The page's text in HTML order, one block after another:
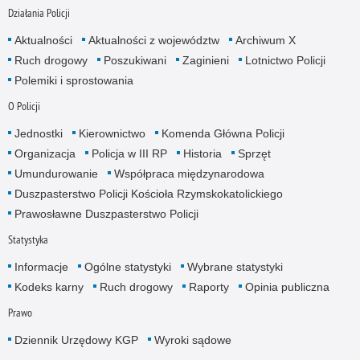
Działania Policji
Aktualności Aktualności z województw
Archiwum X
Ruch drogowy
Poszukiwani Zaginieni
Lotnictwo Policji
Polemiki i sprostowania
O Policji
Jednostki Kierownictwo
Komenda Główna Policji
Organizacja
Policja w III RP Historia
Sprzęt
Umundurowanie
Współpraca międzynarodowa
Duszpasterstwo Policji Kościoła Rzymskokatolickiego
Prawosławne Duszpasterstwo Policji
Statystyka
Informacje Ogólne statystyki
Wybrane statystyki
Kodeks karny
Ruch drogowy Raporty Opinia publiczna
Prawo
Dziennik Urzędowy KGP Wyroki sądowe